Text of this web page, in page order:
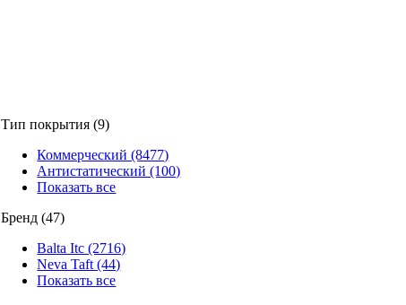
Тип покрытия (9)
Коммерческий (8477)
Антистатический (100)
Показать все
Бренд (47)
Balta Itc (2716)
Neva Taft (44)
Показать все